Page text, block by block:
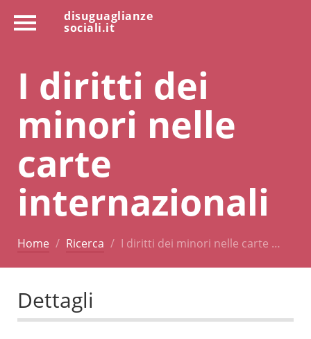
disuguaglianze
sociali.it
I diritti dei
minori nelle
carte
internazionali
Home Ricerca I diritti dei minori nelle carte …
Dettagli